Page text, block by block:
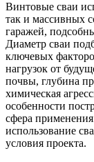
Винтовые сваи
так и массивных
гаражей,
Диаметр сваи
ключевых
нагрузок от
почвы, глубина
химическая
особенности
сфера
использование
условия проекта.